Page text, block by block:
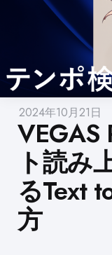
2024年10月21日
VEGAS
ト読み
るText
方